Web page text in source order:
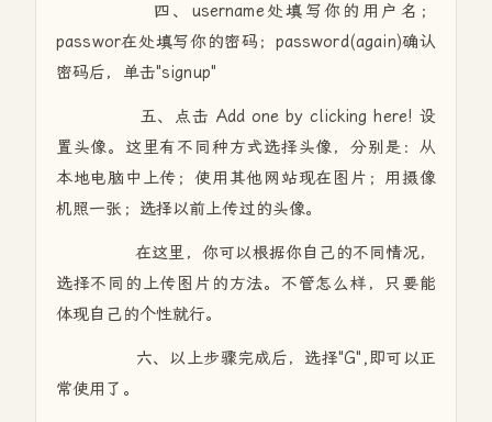
四、username处填写你的用户名；
passwor在处填写你的密码；password(again)确认
密码后，单击"signup"
五、点击 Add one by clicking here! 设
置头像。这里有不同种方式选择头像，分别是：从
本地电脑中上传；使用其他网站现在图片；用摄像
机照一张；选择以前上传过的头像。
在这里，你可以根据你自己的不同情况，
选择不同的上传图片的方法。不管怎么样，只要能
体现自己的个性就行。
六、以上步骤完成后，选择"G",即可以正
常使用了。